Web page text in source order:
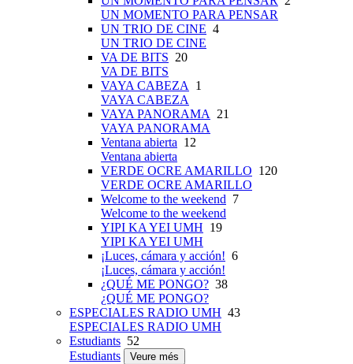
UN MOMENTO PARA PENSAR
UN TRIO DE CINE 4
UN TRIO DE CINE
VA DE BITS 20
VA DE BITS
VAYA CABEZA 1
VAYA CABEZA
VAYA PANORAMA 21
VAYA PANORAMA
Ventana abierta 12
Ventana abierta
VERDE OCRE AMARILLO 120
VERDE OCRE AMARILLO
Welcome to the weekend 7
Welcome to the weekend
YIPI KA YEI UMH 19
YIPI KA YEI UMH
¡Luces, cámara y acción! 6
¡Luces, cámara y acción!
¿QUÉ ME PONGO? 38
¿QUÉ ME PONGO?
ESPECIALES RADIO UMH 43
ESPECIALES RADIO UMH
Estudiants 52
Estudiants
Veure més